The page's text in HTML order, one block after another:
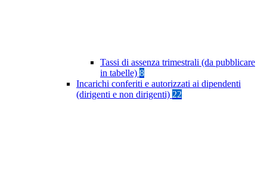
Tassi di assenza trimestrali (da pubblicare
in tabelle) 8
Incarichi conferiti e autorizzati ai dipendenti
(dirigenti e non dirigenti) 22